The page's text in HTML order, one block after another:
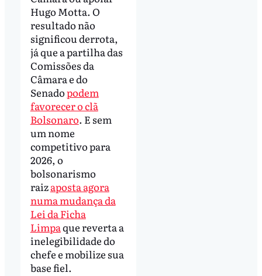
Hugo Motta. O
resultado não
significou derrota,
já que a partilha das
Comissões da
Câmara e do
Senadopodem
favorecer o clã
Bolsonaro. E sem
um nome
competitivo para
2026, o
bolsonarismo
raizaposta agora
numa mudança da
Lei da Ficha
Limpaque reverta a
inelegibilidade do
chefe e mobilize sua
base fiel.